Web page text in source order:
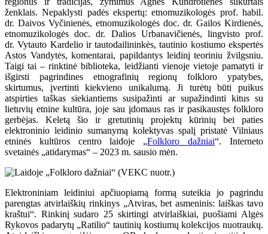
ženklais. Nepaklysti padės ekspertų: etnomuzikologės prof. habil.
dr. Daivos Vyčinienės, etnomuzikologės doc. dr. Gailos Kirdienės,
etnomuzikologės doc. dr. Dalios Urbanavičienės, lingvisto prof.
dr. Vytauto Kardelio ir tautodailininkės, tautinio kostiumo ekspertės
Astos Vandytės, komentarai, papildantys leidinį teoriniu žvilgsniu.
Taigi tai – rinktinė biblioteka, leidžianti vienoje vietoje pamatyti ir
išgirsti pagrindines etnografinių regionų folkloro ypatybes,
skirtumus, įvertinti kiekvieno unikalumą. Ji turėtų būti puikus
atspirties taškas siekiantiems susipažinti ar supažindinti kitus su
lietuvių etnine kultūra, joje sau įdomaus ras ir pasikaustęs folkloro
gerbėjas. Keletą šio ir gretutinių projektų kūrinių bei paties
elektroninio leidinio sumanymą kolektyvas spalį pristatė Vilniaus
etninės kultūros centro laidoje „Folkloro dažniai“. Interneto
svetainės „atidarymas“ – 2023 m. sausio mėn.
Elektroniniam leidiniui apčiuopiamą formą suteikia jo pagrindu
parengtas atvirlaiškių rinkinys „Atviras, bet asmeninis: laiškas tavo
kraštui“. Rinkinį sudaro 25 skirtingi atvirlaiškiai, puošiami Algės
Rykovos padarytų „Ratilio“ tautinių kostiumų kolekcijos nuotraukų.